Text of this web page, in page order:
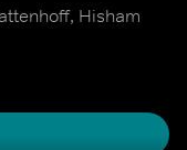
einen Terroristen
Hisham